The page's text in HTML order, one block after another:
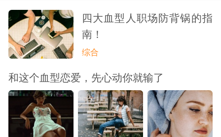
四大血型人职场防背锅的指
南！
综合
和这个血型恋爱，先心动你就输了